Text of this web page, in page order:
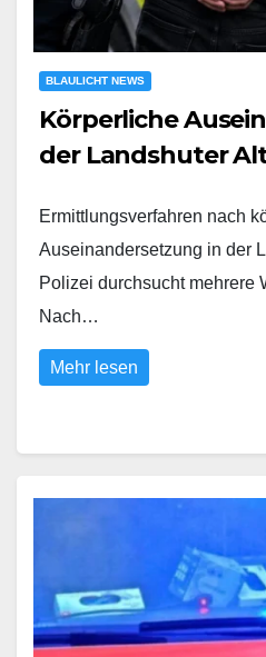
BLAULICHT NEWS
Körperliche
der Landshuter
Ermittlungsverfahren nach
Auseinandersetzung in der
Polizei durchsucht mehrere
Nach…
Mehr lesen